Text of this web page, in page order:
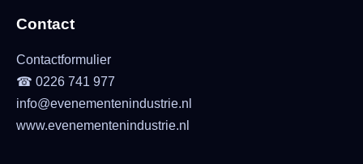
Contact
Contactformulier
☎ 0226 741 977
info@evenementenindustrie.nl
www.evenementenindustrie.nl